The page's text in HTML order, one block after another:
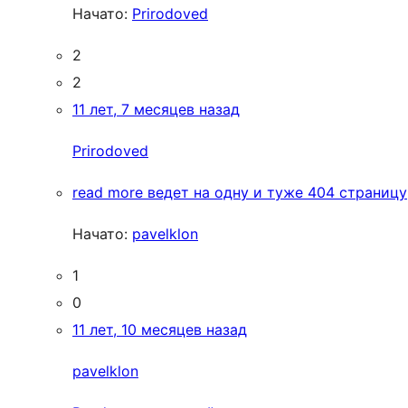
Начато: Prirodoved
2
2
11 лет, 7 месяцев назад
Prirodoved
read more ведет на одну и туже 404 страницу
Начато: pavelklon
1
0
11 лет, 10 месяцев назад
pavelklon